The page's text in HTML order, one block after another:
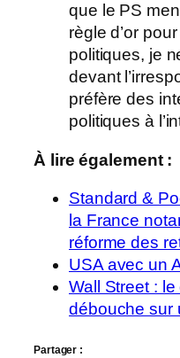
que le PS
règle d’or
politiques, je
devant
préfère des
politiques à
À lire également :
Standard &
la France
réforme des
USA avec un
Wall Street :
débouche sur
Partager :